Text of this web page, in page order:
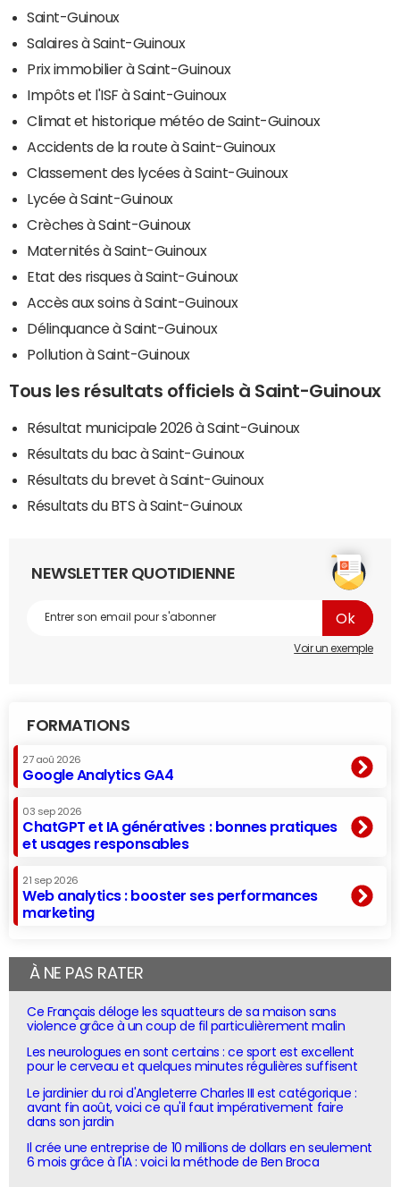
Saint-Guinoux
Salaires à Saint-Guinoux
Prix immobilier à Saint-Guinoux
Impôts et l'ISF à Saint-Guinoux
Climat et historique météo de Saint-Guinoux
Accidents de la route à Saint-Guinoux
Classement des lycées à Saint-Guinoux
Lycée à Saint-Guinoux
Crèches à Saint-Guinoux
Maternités à Saint-Guinoux
Etat des risques à Saint-Guinoux
Accès aux soins à Saint-Guinoux
Délinquance à Saint-Guinoux
Pollution à Saint-Guinoux
Tous les résultats officiels à Saint-Guinoux
Résultat municipale 2026 à Saint-Guinoux
Résultats du bac à Saint-Guinoux
Résultats du brevet à Saint-Guinoux
Résultats du BTS à Saint-Guinoux
NEWSLETTER QUOTIDIENNE
Voir un exemple
FORMATIONS
27 aoû 2026
Google Analytics GA4
03 sep 2026
ChatGPT et IA génératives : bonnes pratiques
et usages responsables
21 sep 2026
Web analytics : booster ses performances
marketing
À NE PAS RATER
Ce Français déloge les squatteurs de sa maison sans
violence grâce à un coup de fil particulièrement malin
Les neurologues en sont certains : ce sport est excellent
pour le cerveau et quelques minutes régulières suffisent
Le jardinier du roi d'Angleterre Charles III est catégorique :
avant fin août, voici ce qu'il faut impérativement faire
dans son jardin
Il crée une entreprise de 10 millions de dollars en seulement
6 mois grâce à l'IA : voici la méthode de Ben Broca